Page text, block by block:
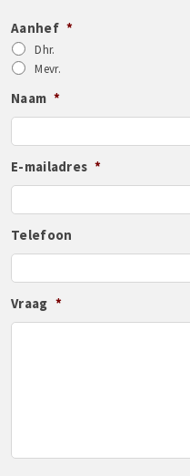
Aanhef *
Dhr.
Mevr.
Naam *
E-mailadres *
Telefoon
Vraag *